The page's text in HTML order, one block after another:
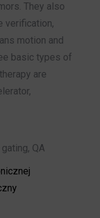
They also
verification,
motion and
basic types of
are
QA